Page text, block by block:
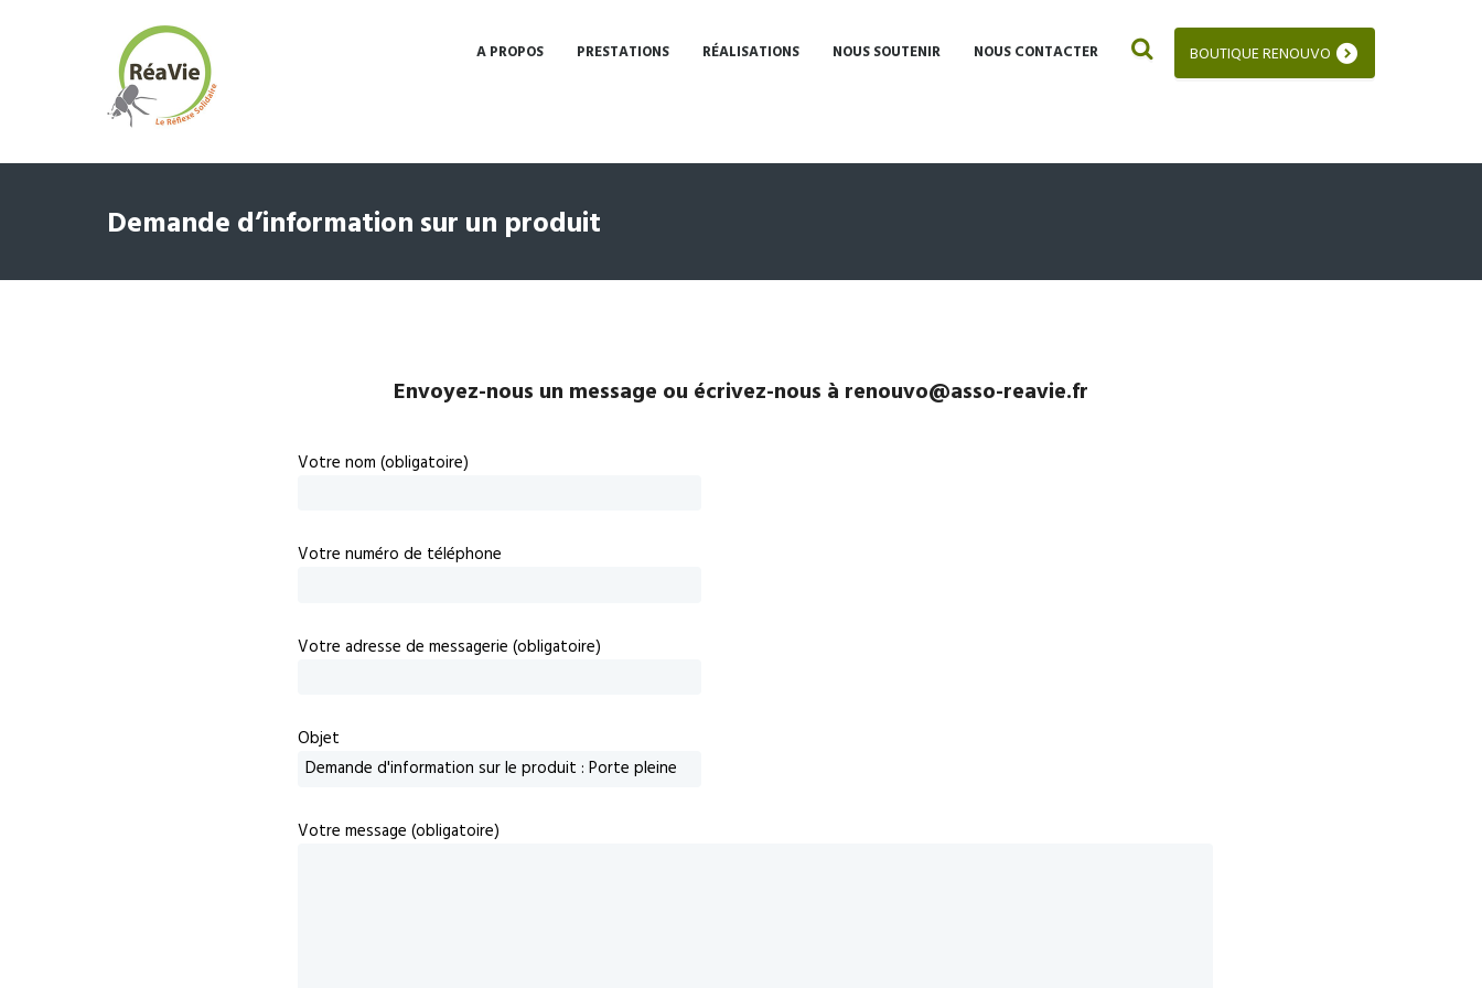
BOUTIQUE RENOUVO
A PROPOS PRESTATIONS RÉALISATIONS NOUS SOUTENIR NOUS CONTACTER
Demande d’information sur un produit
Envoyez-nous un message ou écrivez-nous à renouvo@asso-reavie.fr
Votre nom (obligatoire)
Votre numéro de téléphone
Votre adresse de messagerie (obligatoire)
Objet
Votre message (obligatoire)